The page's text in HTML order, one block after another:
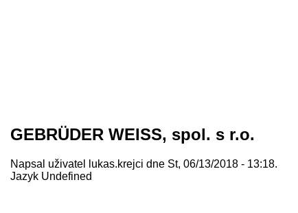
GEBRÜDER WEISS, spol. s r.o.
Napsal uživatel lukas.krejci dne St, 06/13/2018 - 13:18.
Jazyk Undefined